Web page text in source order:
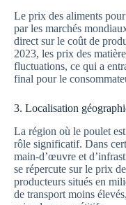
Le prix des aliments
par les marchés
direct sur le coût de
2023, les prix des
fluctuations, ce qui a
final pour le
3. Localisation
La région où le poulet
rôle significatif. Dans
main-d’œuvre et
se répercute sur le prix
producteurs situés en
de transport moins